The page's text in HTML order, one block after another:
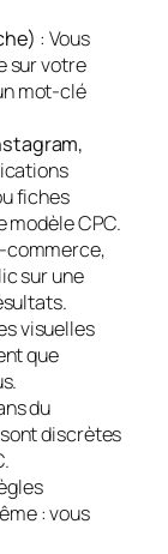
: Vous
sur votre
mot-clé
fiches
modèle CPC.
commerce,
sur une
visuelles
que
du
discrètes
: vous